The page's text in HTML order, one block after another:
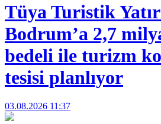
Tüya Turistik
Bodrum’a 2,7
bedeli ile turizm
tesisi planlıyor
03.08.2026 11:37